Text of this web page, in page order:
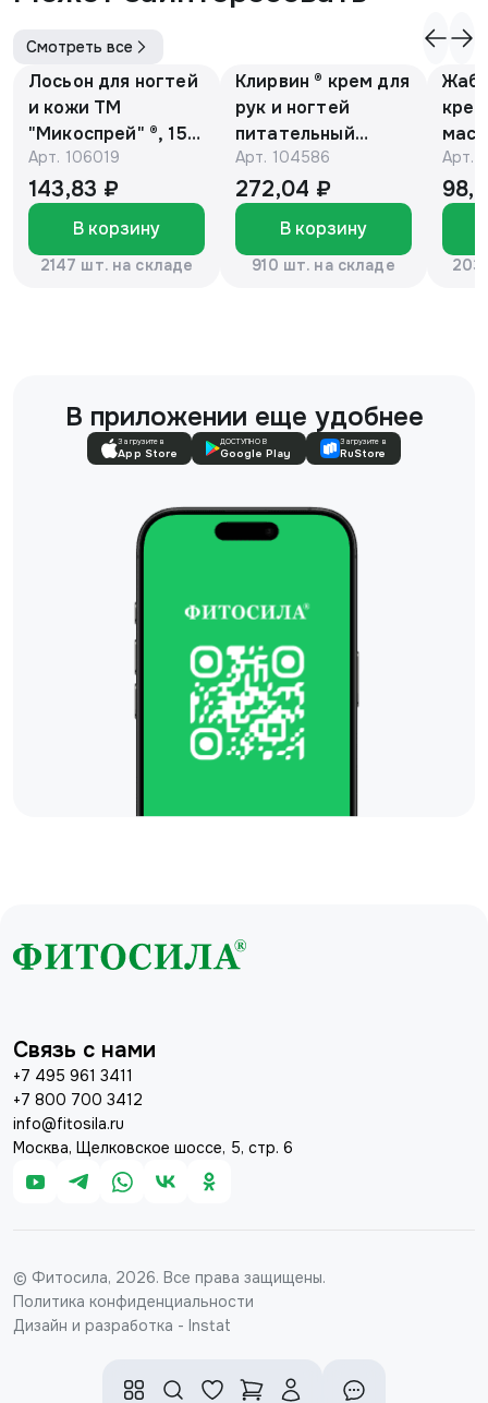
Смотреть все
Лосьон для ногтей
и кожи ТМ
"Микоспрей" ®, 15
мл
Арт. 106019
143,83 ₽
В корзину
2147 шт. на складе
Клирвин ® крем для
рук и ногтей
питательный
против
гиперпигментации
для осветления
кожи 75 г
Арт. 104586
272,04 ₽
В корзину
910 шт. на складе
Арт.
В приложении еще удобнее
Загрузите в
App Store
ДОСТУПНО В
Google Play
Загрузите в
RuStore
Связь с нами
+7 495 961 3411
+7 800 700 3412
info@fitosila.ru
Москва, Щелковское шоссе, 5, стр. 6
© Фитосила, 2026. Все права защищены.
Политика конфиденциальности
Дизайн и разработка - Instat